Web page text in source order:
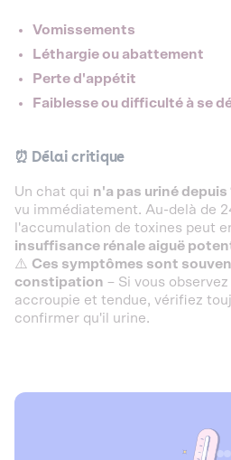
Vomissements
Léthargie ou abattement
Perte d'appétit
Faiblesse ou difficulté à se
⏰ Délai critique
Un chat qui n'a pas uriné depuis
vu immédiatement. Au-delà de
l'accumulation de toxines peut
insuffisance rénale aiguë
⚠️ Ces symptômes sont
constipation – Si vous
accroupie et tendue, vérifiez
confirmer qu'il urine.